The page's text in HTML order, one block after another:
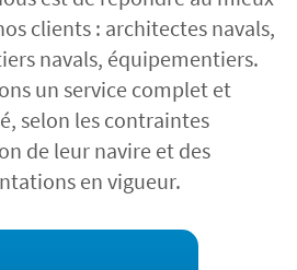
clients : architectes navals,
navals, équipementiers.
un service complet et
selon les contraintes
de leur navire et des
en vigueur.